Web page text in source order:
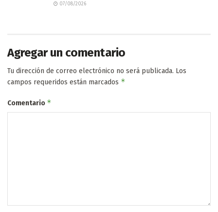
07/08/2026
Agregar un comentario
Tu dirección de correo electrónico no será publicada. Los
campos requeridos están marcados *
Comentario *